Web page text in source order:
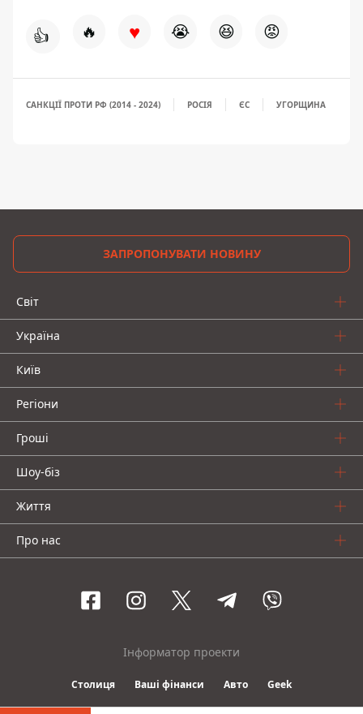
👍 🔥 ♥ 😭 😆 😡
САНКЦІЇ ПРОТИ РФ (2014 - 2024) РОСІЯ ЄС УГОРЩИНА
ЗАПРОПОНУВАТИ НОВИНУ
Світ
Україна
Київ
Регіони
Гроші
Шоу-біз
Життя
Про нас
Інформатор проекти
Столиця Ваші фінанси Авто Geek